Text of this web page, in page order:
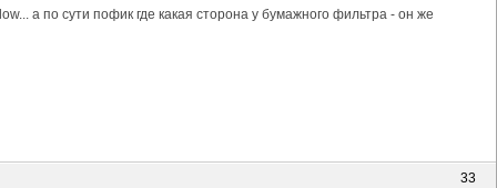
а по сути пофик где какая сторона у бумажного фильтра - он же
33